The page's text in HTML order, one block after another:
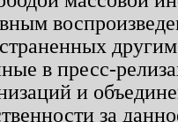
в пресс-
и
за